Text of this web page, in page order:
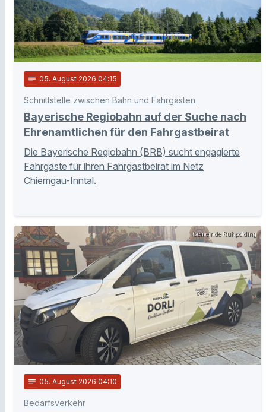
notes 05. August 2026 04:15
Schnittstelle zwischen Bahn und Fahrgästen
Bayerische Regiobahn auf der Suche nach
Ehrenamtlichen für den Fahrgastbeirat
Die Bayerische Regiobahn (BRB) sucht engagierte
Fahrgäste für ihren Fahrgastbeirat im Netz
Chiemgau-Inntal.
Gemeinde Ruhpolding
notes 05. August 2026 04:10
Bedarfsverkehr